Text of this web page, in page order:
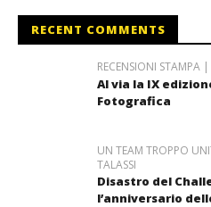
RECENT COMMENTS
RECENSIONI STAMPA
Al via la IX
Fotografica
UN TEAM TROPPO
TALASSI
Disastro del
l’anniversario